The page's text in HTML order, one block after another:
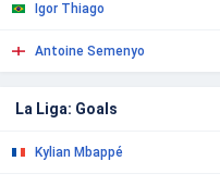
Igor Thiago
Antoine Semenyo
La Liga: Goals
Kylian Mbappé